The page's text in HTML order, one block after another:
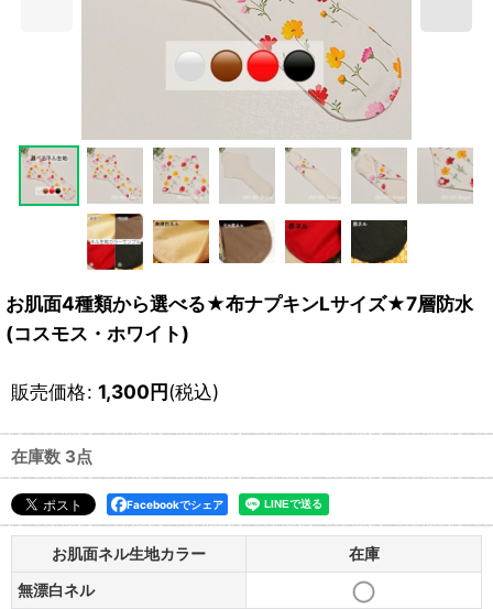
お肌面4種類から選べる★布ナプキンLサイズ★7層防水
(コスモス・ホワイト)
販売価格: 1,300円(税込)
在庫数 3点
Facebookでシェア
お肌面ネル生地カラー
在庫
無漂白ネル